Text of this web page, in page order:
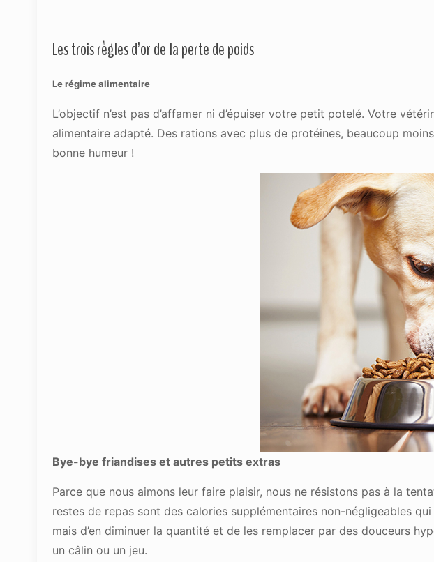
Les trois règles d’or de la perte de poids
Le régime alimentaire
L’objectif n’est pas d’affamer ni d’épuiser votre petit potelé. Votre
alimentaire adapté. Des rations avec plus de protéines, beaucoup
bonne humeur !
Bye-bye friandises et autres petits extras
Parce que nous aimons leur faire plaisir, nous ne résistons pas à la
restes de repas sont des calories supplémentaires non-négligeables
mais d’en diminuer la quantité et de les remplacer par des douceurs
un câlin ou un jeu.